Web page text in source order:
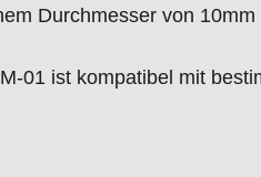
Durchmesser von
01 ist kompatibel mit